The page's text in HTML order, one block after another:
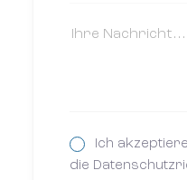
Ich
die